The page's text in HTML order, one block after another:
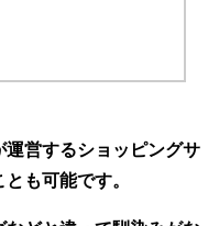
営するショッピングサ
も可能です。